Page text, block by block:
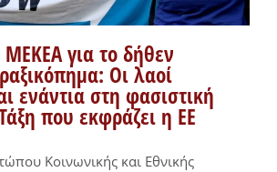
για το δήθεν
Οι λαοί
ενάντια στη φασιστική
που εκφράζει η ΕΕ
Κοινωνικής και Εθνικής